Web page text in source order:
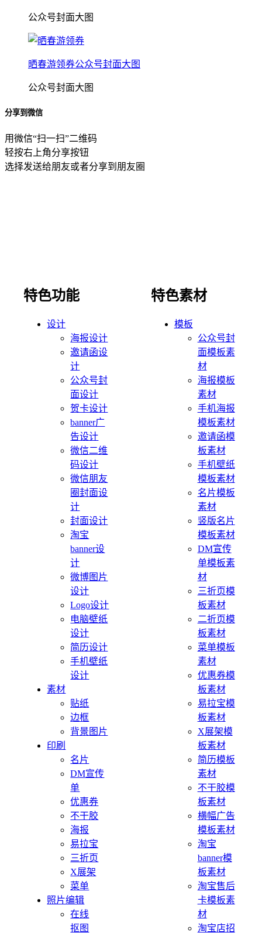
公众号封面大图
晒春游领券公众号封面大图
公众号封面大图
分享到微信
用微信“扫一扫”二维码
轻按右上角分享按钮
选择发送给朋友或者分享到朋友圈
特色功能
设计
海报设计
邀请函设
计
公众号封
面设计
贺卡设计
banner广
告设计
微信二维
码设计
微信朋友
圈封面设
计
封面设计
淘宝
banner设
计
微博图片
设计
Logo设计
电脑壁纸
设计
简历设计
手机壁纸
设计
素材
贴纸
边框
背景图片
印刷
名片
DM宣传
单
优惠券
不干胶
海报
易拉宝
三折页
X展架
菜单
照片编辑
在线
抠图
特色素材
模板
公众号封
面模板素
材
海报模板
素材
手机海报
模板素材
邀请函模
板素材
手机壁纸
模板素材
名片模板
素材
竖版名片
模板素材
DM宣传
单模板素
材
三折页模
板素材
二折页模
板素材
菜单模板
素材
优惠券模
板素材
易拉宝模
板素材
X展架模
板素材
简历模板
素材
不干胶模
板素材
横幅广告
模板素材
淘宝
banner模
板素材
淘宝售后
卡模板素
材
淘宝店招